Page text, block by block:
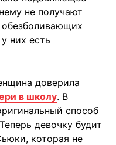
не получают
них есть
доверила
в школу. В
способ
девочку будит
которая не